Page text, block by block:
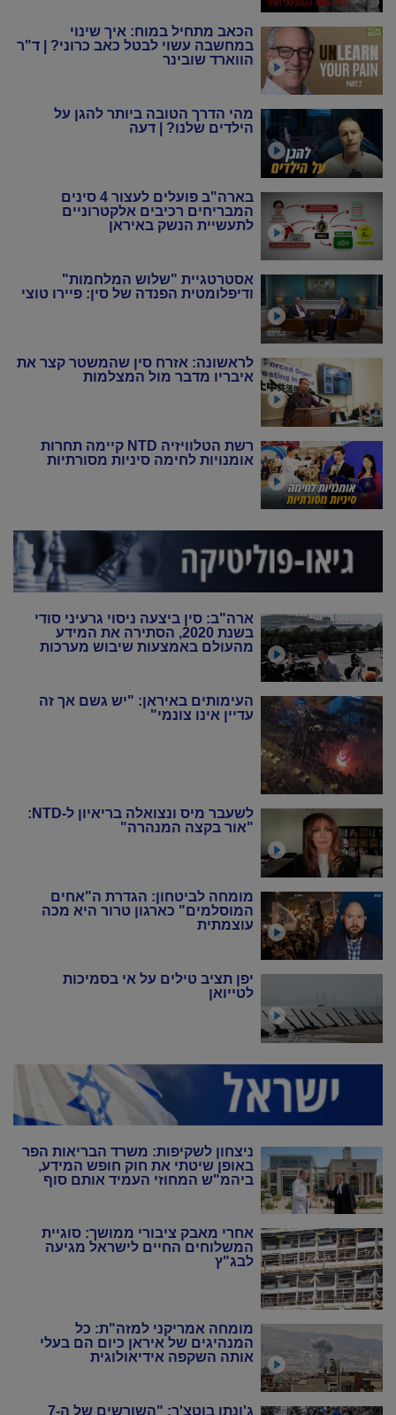
הכאב מתחיל במוח: איך שינוי
במחשבה עשוי לבטל כאב כרוני? | ד"ר
הווארד שובינר
מהי הדרך הטובה ביותר להגן על
הילדים שלנו? | דעה
בארה"ב פועלים לעצור 4 סינים
המבריחים רכיבים אלקטרוניים
לתעשיית הנשק באיראן
אסטרטגיית "שלוש המלחמות"
ודיפלומטית הפנדה של סין: פיירו טוצי
לראשונה: אזרח סין שהמשטר קצר את
איבריו מדבר מול המצלמות
רשת הטלוויזיה NTD קיימה תחרות
אומנויות לחימה סיניות מסורתיות
ארה"ב: סין ביצעה ניסוי גרעיני סודי
בשנת 2020, הסתירה את המידע
מהעולם באמצעות שיבוש מערכות
העימותים באיראן: "יש גשם אך זה
עדיין אינו צונמי"
לשעבר מיס ונצואלה בריאיון ל-NTD:
"אור בקצה המנהרה"
מומחה לביטחון: הגדרת ה"אחים
המוסלמים" כארגון טרור היא מכה
עוצמתית
יפן תציב טילים על אי בסמיכות
לטייואן
ניצחון לשקיפות: משרד הבריאות הפר
באופן שיטתי את חוק חופש המידע,
ביהמ"ש המחוזי העמיד אותם סוף
אחרי מאבק ציבורי ממושך: סוגיית
המשלוחים החיים לישראל מגיעה
לבג"ץ
מומחה אמריקני למזה"ת: כל
המנהיגים של איראן כיום הם בעלי
אותה השקפה אידיאולוגית
ג'ונתן בוטצ'ר: "השורשים של ה-7